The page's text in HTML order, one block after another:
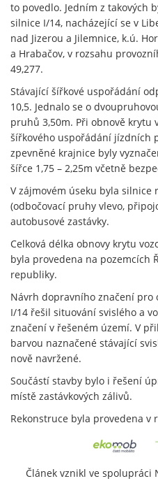
to povedlo. Jedním z takových
silnice I/14, nacházející se v
nad Jizerou a Jilemnice, k.ú.
a Hrabačov, v rozsahu
49,277.
Stávající šířkové uspořádání
10,5. Jednalo se o
pruhů 3,50m. Při obnově krytu
šířkového uspořádání jízdních
zpevněné krajnice byly
šířce 1,75 – 2,25m včetně
V zájmovém úseku byla
(odbočovací pruhy vlevo,
autobusové zastávky.
Celková délka obnovy krytu
byla provedena na pozemcích
republiky.
Návrh dopravního značení pro
I/14 řešil situování svislého a
značení v řešeném území. V
barvou naznačené stávající
nově navržené.
Součástí stavby bylo i řešení
místě zastávkových zálivů.
Rekonstruce byla provedena v
Článek vznikl ve spolupráci